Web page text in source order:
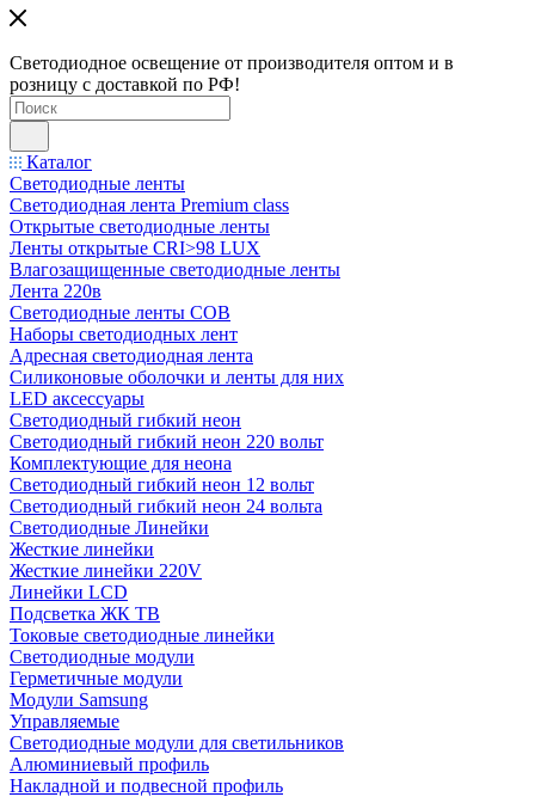
Светодиодное освещение от производителя оптом и в
розницу с доставкой по РФ!
Каталог
Светодиодные ленты
Светодиодная лента Premium class
Открытые светодиодные ленты
Ленты открытые CRI>98 LUX
Влагозащищенные светодиодные ленты
Лента 220в
Светодиодные ленты COB
Наборы светодиодных лент
Адресная светодиодная лента
Силиконовые оболочки и ленты для них
LED аксессуары
Светодиодный гибкий неон
Светодиодный гибкий неон 220 вольт
Комплектующие для неона
Светодиодный гибкий неон 12 вольт
Светодиодный гибкий неон 24 вольта
Светодиодные Линейки
Жесткие линейки
Жесткие линейки 220V
Линейки LCD
Подсветка ЖК ТВ
Токовые светодиодные линейки
Светодиодные модули
Герметичные модули
Модули Samsung
Управляемые
Светодиодные модули для светильников
Алюминиевый профиль
Накладной и подвесной профиль